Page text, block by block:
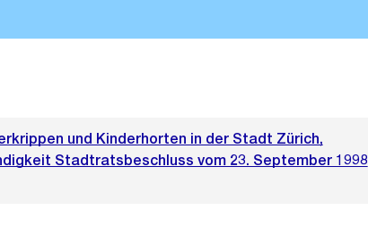
und Kinderhorten in der Stadt Zürich,
Stadtratsbeschluss vom 23. September 1998